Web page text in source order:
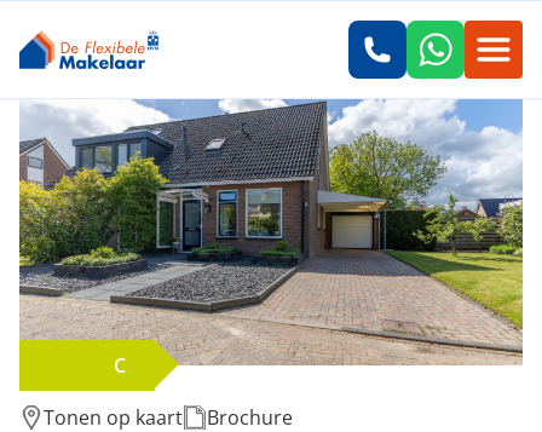
C
Tonen op kaart
Brochure